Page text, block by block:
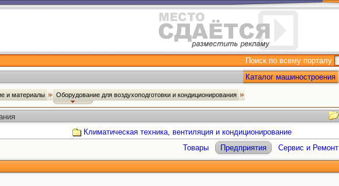
Поиск по всему порталу
Каталог машиностроения
и материалы Оборудование для воздухоподготовки и кондиционирования
Климатическая техника, вентиляция и кондиционирование
Товары Предприятия Сервис и Ремонт